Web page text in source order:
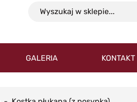
GALERIA KONTAKT